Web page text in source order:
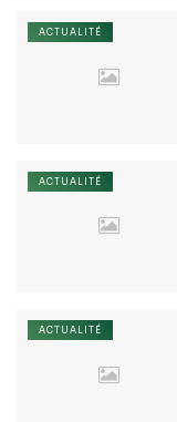
ACTUALITÉ
ACTUALITÉ
ACTUALITÉ